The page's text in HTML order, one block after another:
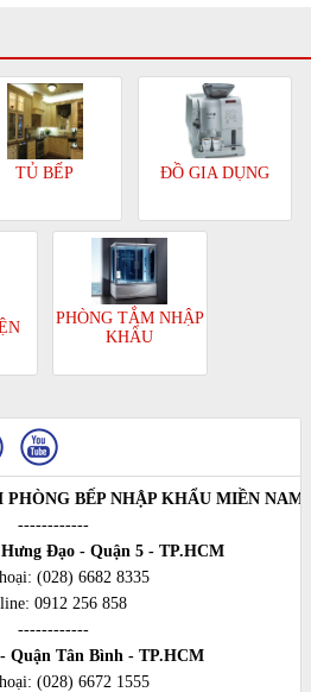
TỦ BẾP ĐỒ GIA DỤNG
PHÒNG TẮM NHẬP
KHẨU
BẾP NHẬP KHẨU MIỀN NAM
------------
Đạo - Quận 5 - TP.HCM
(028) 6682 8335
0912 256 858
------------
Quận Tân Bình - TP.HCM
(028) 6672 1555